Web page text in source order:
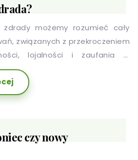
możemy rozumieć cały
związanych z przekroczeniem
lojalności i zaufania w
się wyodrębnić jednej definicji
każdy z partnerów, może ją
Na jej ukształtowanie mają
jakkolwiek, najbardziej
jest rozróżnienie na zdradę
czy nowy